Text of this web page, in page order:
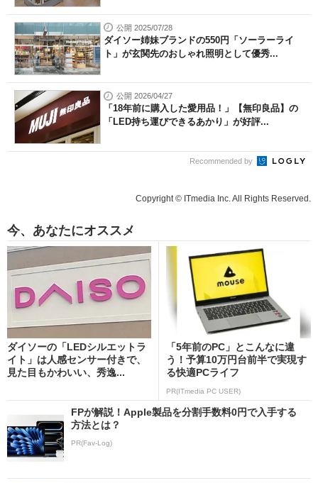
公開 2025/07/28
ダイソー姉妹ブランドの550円「ソーラーライ
ト」が玄関先のおしゃれ照明として優秀...
公開 2026/04/27
「18年前に購入した愛用品！」【無印良品】の
「LED持ち運びできるあかり」が好評...
Recommended by
Copyright © ITmedia Inc. All Rights Reserved.
今、あなたにオススメ
ダイソーの「LEDシルエットラ
イト」は人感センサー付きで、
見た目もかわいい、秀逸...
「5年前のPC」とこんなに違
う！予算10万円台前半で実現す
る快適PCライフ
PR(ITmedia PC USER)
FPが解説！Apple製品を分割手数料0円で入手する
方法とは？
PR(Fav-Log)